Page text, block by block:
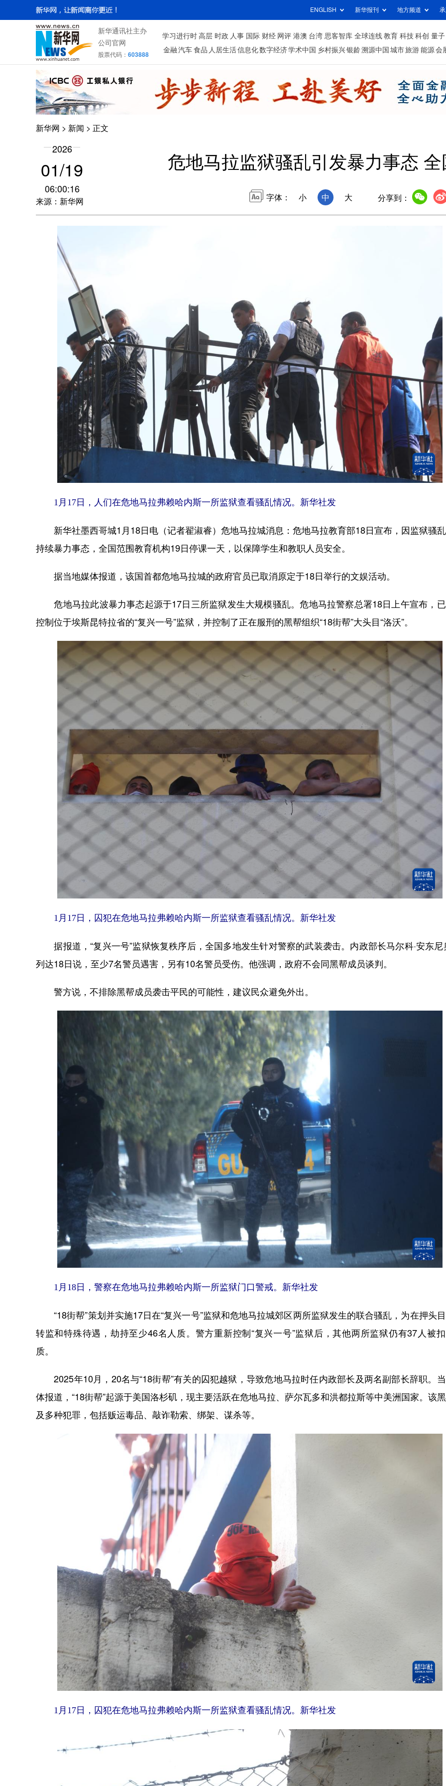
ENGLISH 新华报刊 地方频道
新华通讯社主办
公司官网
股票代码： 603888
学习进行时 高层 时政 人事 国际 财经 网评 港澳 台湾 思客智库 全球连线 教育 科技 科创 量子
金融 汽车 食品 人居生活信息化数字经济学术中国 乡村振兴银龄溯源中国 城市旅游 能源 会
新华网 > 新闻 > 正文
2026
01/19
06:00:16
来源：新华网
危地马拉监狱骚乱引发暴力事态
字体： 小 中 大 分享到：
1月17日，人们在危地马拉弗赖哈内斯一所监狱查看骚乱情况。新华社发
新华社墨西哥城1月18日电（记者翟淑睿）危地马拉城消息：危地马拉教育部18日宣布，因监狱骚
持续暴力事态，全国范围教育机构19日停课一天，以保障学生和教职人员安全。
据当地媒体报道，该国首都危地马拉城的政府官员已取消原定于18日举行的文娱活动。
危地马拉此波暴力事态起源于17日三所监狱发生大规模骚乱。危地马拉警察总署18日上午宣布，
控制位于埃斯昆特拉省的“复兴一号”监狱，并控制了正在服刑的黑帮组织“18街帮”大头目“洛沃”。
1月17日，囚犯在危地马拉弗赖哈内斯一所监狱查看骚乱情况。新华社发
据报道，“复兴一号”监狱恢复秩序后，全国多地发生针对警察的武装袭击。内政部长马尔科·安东尼
列达18日说，至少7名警员遇害，另有10名警员受伤。他强调，政府不会同黑帮成员谈判。
警方说，不排除黑帮成员袭击平民的可能性，建议民众避免外出。
1月18日，警察在危地马拉弗赖哈内斯一所监狱门口警戒。新华社发
“18街帮”策划并实施17日在“复兴一号”监狱和危地马拉城郊区两所监狱发生的联合骚乱，为在押头
转监和特殊待遇，劫持至少46名人质。警方重新控制“复兴一号”监狱后，其他两所监狱仍有37人被
质。
2025年10月，20名与“18街帮”有关的囚犯越狱，导致危地马拉时任内政部长及两名副部长辞职。
体报道，“18街帮”起源于美国洛杉矶，现主要活跃在危地马拉、萨尔瓦多和洪都拉斯等中美洲国家。该
及多种犯罪，包括贩运毒品、敲诈勒索、绑架、谋杀等。
1月17日，囚犯在危地马拉弗赖哈内斯一所监狱查看骚乱情况。新华社发